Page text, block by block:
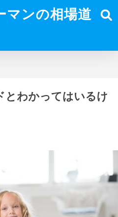
マンの相場道
とわかってはいるけ